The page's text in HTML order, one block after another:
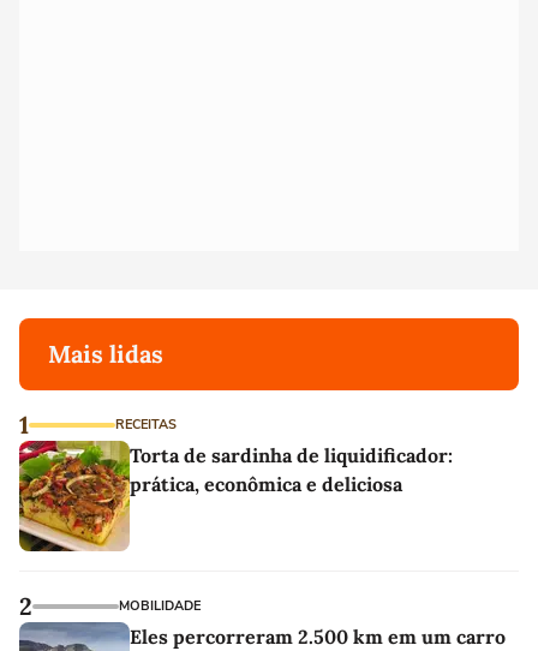
Mais lidas
1 RECEITAS
Torta de sardinha de liquidificador:
prática, econômica e deliciosa
2 MOBILIDADE
Eles percorreram 2.500 km em um carro